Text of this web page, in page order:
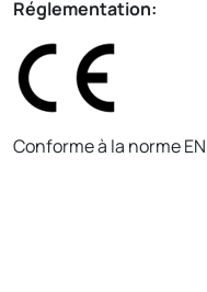
Réglementation:
Conforme à la norme